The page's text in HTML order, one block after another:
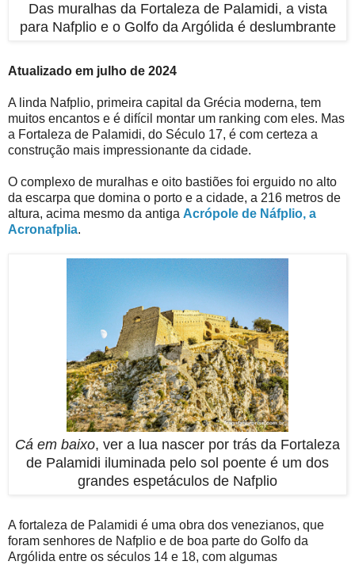
Das muralhas da Fortaleza de Palamidi, a vista
para Nafplio e o Golfo da Argólida é deslumbrante
Atualizado em julho de 2024
A linda Nafplio, primeira capital da Grécia moderna, tem
muitos encantos e é difícil montar um ranking com eles. Mas
a Fortaleza de Palamidi, do Século 17, é com certeza a
construção mais impressionante da cidade.
O complexo de muralhas e oito bastiões foi erguido no alto
da escarpa que domina o porto e a cidade, a 216 metros de
altura, acima mesmo da antiga Acrópole de Náfplio, a
Acronafplia.
Cá em baixo, ver a lua nascer por trás da Fortaleza
de Palamidi iluminada pelo sol poente é um dos
grandes espetáculos de Nafplio
A fortaleza de Palamidi é uma obra dos venezianos, que
foram senhores de Nafplio e de boa parte do Golfo da
Argólida entre os séculos 14 e 18, com algumas